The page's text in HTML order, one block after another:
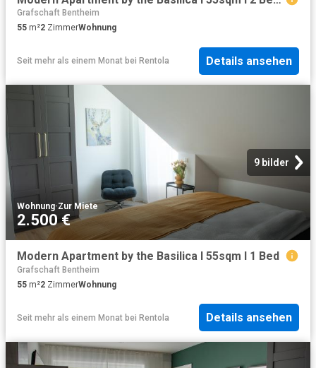
Grafschaft Bentheim
55 m²2 ZimmerWohnung
Seit mehr als einem Monat bei Rentola Details ansehen
9 bilder
Wohnung·Zur Miete
2.500 €
Modern Apartment by the Basilica I 55sqm I 1 Bed
Grafschaft Bentheim
55 m²2 ZimmerWohnung
Seit mehr als einem Monat bei Rentola Details ansehen